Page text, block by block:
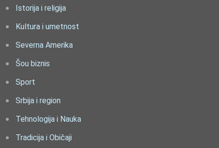
Istorija i religija
Kultura i umetnost
Severna Amerika
Šou biznis
Sport
Srbija i region
Tehnologija i Nauka
Tradicija i Običaji